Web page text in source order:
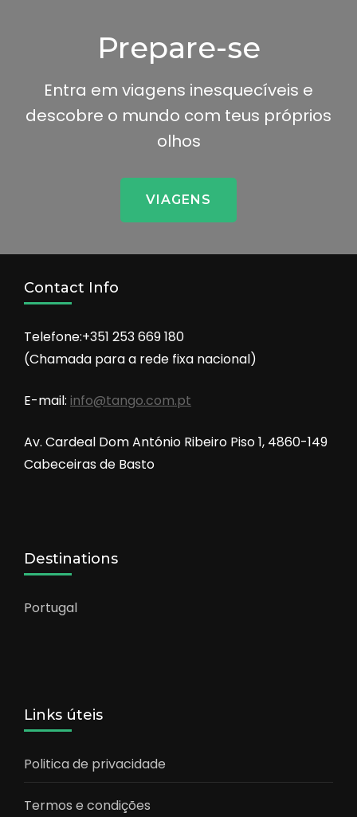
Prepare-se
Entra em viagens inesquecíveis e
descobre o mundo com teus próprios
olhos
VIAGENS
Contact Info
Telefone:+351 253 669 180
(Chamada para a rede fixa nacional)
E-mail: info@tango.com.pt
Av. Cardeal Dom António Ribeiro Piso 1, 4860-149
Cabeceiras de Basto
Destinations
Portugal
Links úteis
Politica de privacidade
Termos e condições